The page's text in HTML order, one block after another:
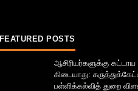
FEATURED POSTS
ஆசிரியர்களுக்கு
கிடையாது:
பள்ளிக்கல்வித் துறை